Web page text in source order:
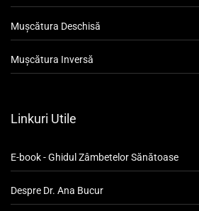
Mușcătura Deschisă
Mușcătura Inversă
Linkuri Utile
E-book - Ghidul Zâmbetelor Sănătoase
Despre Dr. Ana Bucur